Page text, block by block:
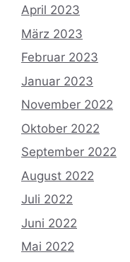
April 2023
März 2023
Februar 2023
Januar 2023
November 2022
Oktober 2022
September 2022
August 2022
Juli 2022
Juni 2022
Mai 2022